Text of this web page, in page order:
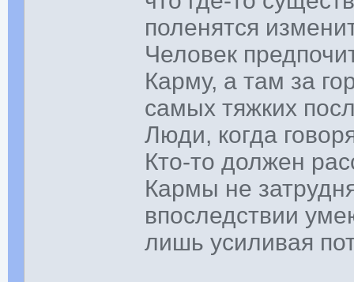
поленятся
Человек
Карму, а там за
самых тяжких
Люди, когда
Кто-то должен
Кармы не
впоследствии
лишь усиливая